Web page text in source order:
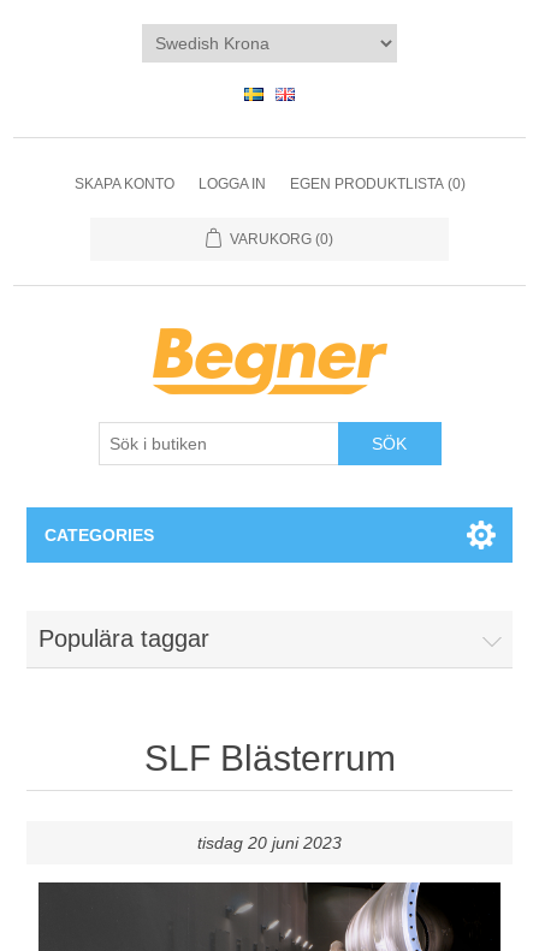
SKAPA KONTO LOGGA IN EGEN PRODUKTLISTA (0)
VARUKORG (0)
SÖK
CATEGORIES
Metallkapning
Utbildning
Populära taggar
SLF Blästerrum
tisdag 20 juni 2023